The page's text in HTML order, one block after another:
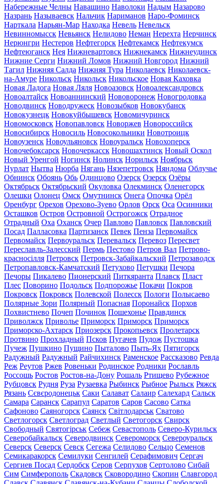
Набережные Челны Навашино Наволоки Надым Назарово
Назрань Называевск Нальчик Нариманов Наро-Фоминск
Нарткала Нарьян-Мар Находка Невель Невельск
Невинномысск Невьянск Нелидово Неман Нерехта Нерчинск
Нерюнгри Нестеров Нефтегорск Нефтекамск Нефтекумск
Нефтеюганск Нея Нижневартовск Нижнекамск Нижнеудинск
Нижние Серги Нижний Ломов Нижний Новгород Нижний
Тагил Нижняя Салда Нижняя Тура Николаевск Николаевск-
на-Амуре Никольск Никольск Никольское Новая Каховка
Новая Ладога Новая Ляля Новоазовск Новоалександровск
Новоалтайск Новоаннинский Нововоронеж Новогродовка
Новодвинск Новодружеск Новозыбков Новокубанск
Новокузнецк Новокуйбышевск Новомичуринск
Новомосковск Новопавловск Новоржев Новороссийск
Новосибирск Новосиль Новосокольники Новотроицк
Новоузенск Новоульяновск Новоуральск Новохоперск
Новочебоксарск Новочеркасск Новошахтинск Новый Оскол
Новый Уренгой Ногинск Нолинск Норильск Ноябрьск
Нурлат Нытва Нюрба Нягань Нязепетровск Няндома Облучье
Обнинск Обоянь Обь Одинцово Озерск Озерск Озёры
Октябрьск Октябрьский Окуловка Олекминск Оленегорск
Олешки Олонец Омск Омутнинск Онега Опочка Орёл
Оренбург Орехов Орехово-Зуево Орлов Орск Оса Осинники
Осташков Остров Островной Острогожск Отрадное
Отрадный Оха Оханск Очер Павлово Павловск Павловский
Посад Палласовка Партизанск Певек Пенза Первомайск
Первомайск Первоуральск Перевальск Перевоз Пересвет
Переславль-Залесский Пермь Пестово Петров Вал Петрово-
красносілля Петровск Петровск-Забайкальский Петрозаводск
Петропавловск-Камчатский Петухово Петушки Печора
Печоры Пикалево Пионерский Питкяранта Плавск Пласт
Плес Поворино Подольск Подпорожье Покачи Покров
Покровск Покровск Полевской Полесск Пологи Полысаево
Полярные Зори Полярный Попасная Поронайск Порхов
Похвистнево Почеп Починок Пошехонье Правдинск
Приволжск Приволье Приморск Приморск Приморск
Приморско-Ахтарск Приозерск Прокопьевск Пролетарск
Протвино Прохладный Псков Пугачев Пудож Пустошка
Пучеж Пушкино Пущино Пыталово Пыть-Ях Пятигорск
Радужный Радужный Райчихинск Раменское Рассказово Ревда
Реж Реутов Ржев Ровеньки Родинское Родники Рославль
Россошь Ростов Ростов-на-Дону Рошаль Ртищево Рубежное
Рубцовск Рудня Руза Рузаевка Рыбинск Рыбное Рыльск Ряжск
Рязань Сєвєродонецьк Саки Салават Салаир Салехард Сальск
Самара Саранск Сарапул Саратов Саров Сасово Сатка
Сафоново Саяногорск Саянск Світлодарськ Сватово
Светлогорск Светлоград Светлый Светогорск Свирск
Свободный Святогірськ Себеж Севастополь Северо-Курильск
Северобайкальск Северодвинск Североморск Североуральск
Северск Северск Севск Сегежа Селидово Сельцо Семенов
Семикаракорск Семилуки Сенгилей Серафимович Сергач
Сергиев Посад Сердобск Серов Серпухов Сертолово Сибай
Сим Симферополь Скадовск Сковородино Скопин Славгород